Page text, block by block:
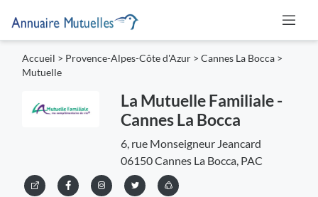
Accueil > Provence-Alpes-Côte d'Azur > Cannes La Bocca >
Mutuelle
La Mutuelle Familiale -
Cannes La Bocca
6, rue Monseigneur Jeancard
06150 Cannes La Bocca, PAC